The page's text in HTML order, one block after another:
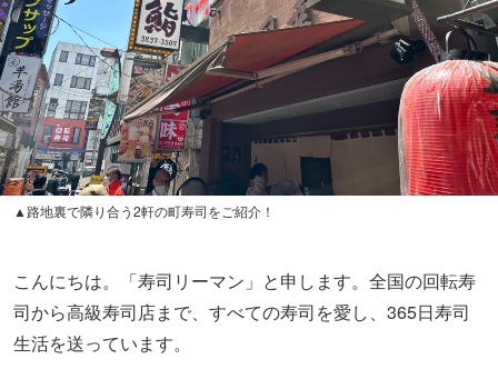
▲路地裏で隣り合う2軒の町寿司をご紹介！
こんにちは。「寿司リーマン」と申します。全国の回転寿
司から高級寿司店まで、すべての寿司を愛し、365日寿司
生活を送っています。